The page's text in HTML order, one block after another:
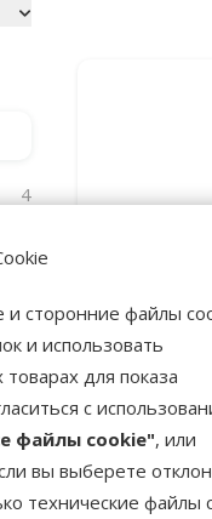
и сторонние файлы
и использовать
для показа
с
файлы cookie", или
вы выберете
технические файлы
4
8 €
0
TRIXIE